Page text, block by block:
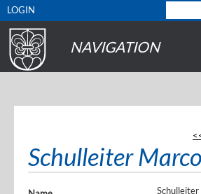
LOGIN
NAVIGATION
Schulleiter